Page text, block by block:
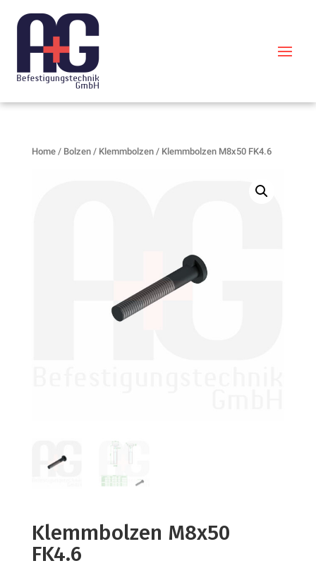
Home/ Bolzen/ Klemmbolzen/ Klemmbolzen M8x50 FK4.6
Klemmbolzen M8x50
FK4.6